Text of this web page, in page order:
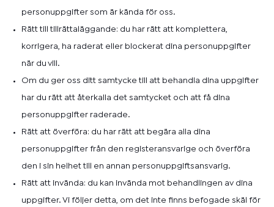
personuppgifter som är kända för oss.
Rätt till tillrättaläggande: du har rätt att komplettera,
korrigera, ha raderat eller blockerat dina personuppgifter
när du vill.
Om du ger oss ditt samtycke till att behandla dina uppgifter
har du rätt att återkalla det samtycket och att få dina
personuppgifter raderade.
Rätt att överföra: du har rätt att begära alla dina
personuppgifter från den registeransvarige och överföra
den i sin helhet till en annan personuppgiftsansvarig.
Rätt att invända: du kan invända mot behandlingen av dina
uppgifter. Vi följer detta, om det inte finns befogade skäl för